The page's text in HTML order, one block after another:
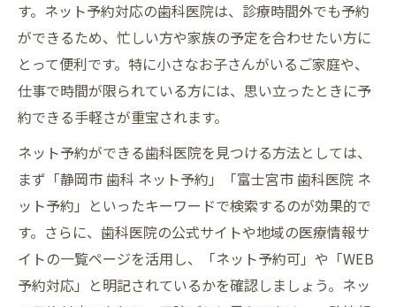
す。ネット予約対応の歯科医院は、診療時間外でも予約
ができるため、忙しい方や家族の予定を合わせたい方に
とって便利です。特に小さなお子さんがいるご家庭や、
仕事で時間が限られている方には、思い立ったときに予
約できる手軽さが重宝されます。
ネット予約ができる歯科医院を見つける方法としては、
まず「静岡市 歯科 ネット予約」「富士宮市 歯科医院 ネ
ット予約」といったキーワードで検索するのが効果的で
す。さらに、歯科医院の公式サイトや地域の医療情報サ
イトの一覧ページを活用し、「ネット予約可」や「WEB
予約対応」と明記されているかを確認しましょう。ネッ